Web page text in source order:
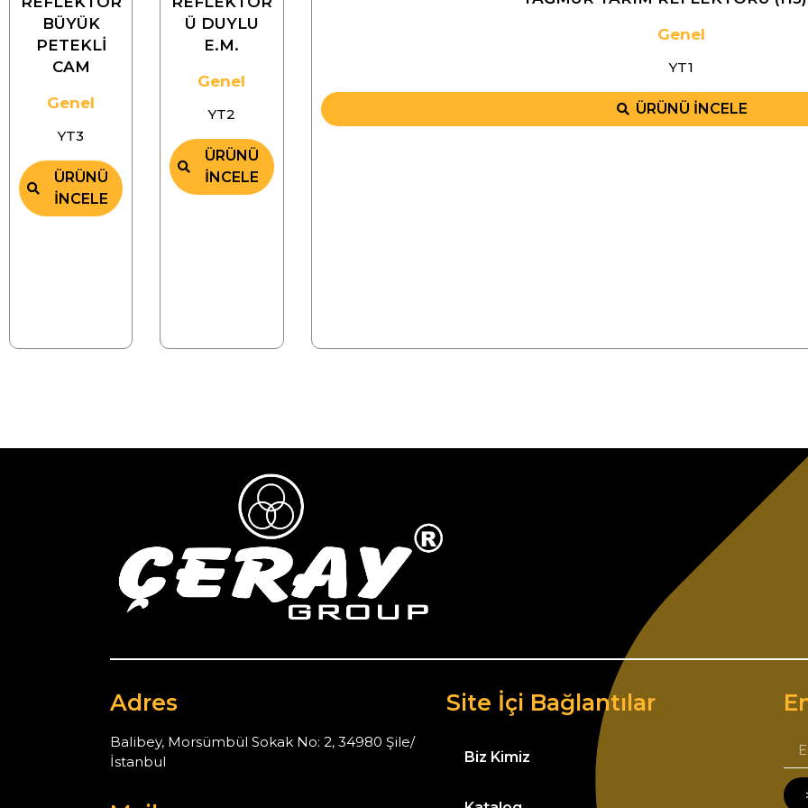
BÜYÜK
PETEKLİ
CAM
Genel
YT3
ÜRÜNÜ
İNCELE
Ü DUYLU
E.M.
Genel
YT2
ÜRÜNÜ
İNCELE
Genel
YT1
ÜRÜNÜ İNCELE
Adres
Balibey, Morsümbül Sokak No: 2, 34980 Şile/
İstanbul
Site İçi Bağlantılar
Biz Kimiz